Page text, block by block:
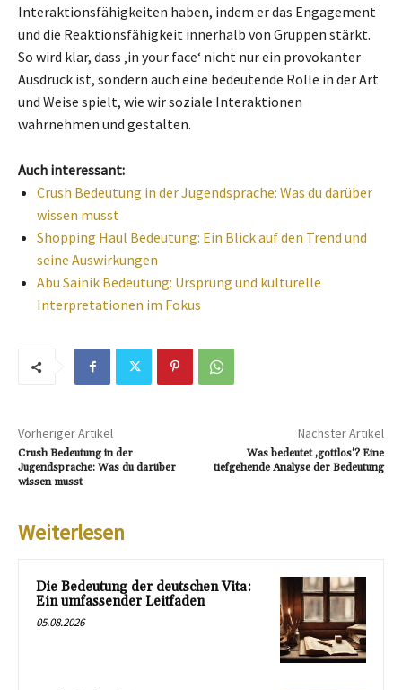
Interaktionsfähigkeiten haben, indem er das Engagement
und die Reaktionsfähigkeit innerhalb von Gruppen stärkt.
So wird klar, dass ‚in your face‘ nicht nur ein provokanter
Ausdruck ist, sondern auch eine bedeutende Rolle in der Art
und Weise spielt, wie wir soziale Interaktionen
wahrnehmen und gestalten.
Auch interessant:
Crush Bedeutung in der Jugendsprache: Was du darüber
wissen musst
Shopping Haul Bedeutung: Ein Blick auf den Trend und
seine Auswirkungen
Abu Sainik Bedeutung: Ursprung und kulturelle
Interpretationen im Fokus
Vorheriger Artikel
Crush Bedeutung in der
Jugendsprache: Was du darüber
wissen musst
Nächster Artikel
Was bedeutet ‚gottlos‘? Eine
tiefgehende Analyse der Bedeutung
Weiterlesen
Die Bedeutung der deutschen Vita:
Ein umfassender Leitfaden
05.08.2026